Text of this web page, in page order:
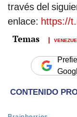
través del
enlace: https://